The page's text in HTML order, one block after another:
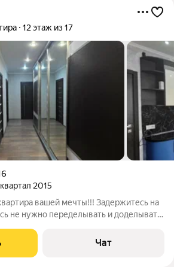
12 этаж из 17
2015
вашей мечты!!! Задержитесь на
Что
Чат